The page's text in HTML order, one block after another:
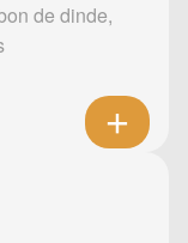
de dinde,